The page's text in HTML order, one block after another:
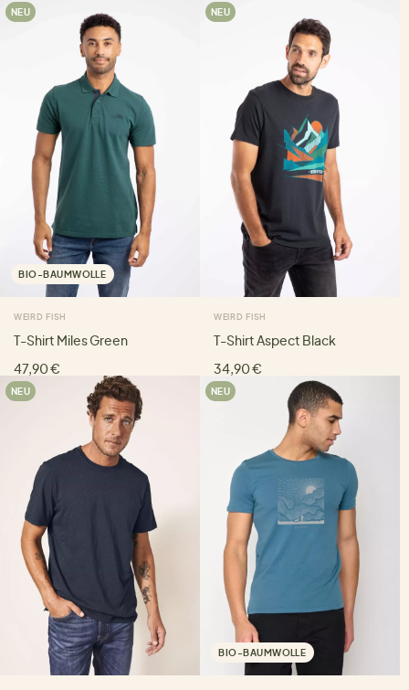
NEU
BIO-BAUMWOLLE
WEIRD FISH
T-Shirt Miles Green
47,90 €
NEU
WEIRD FISH
T-Shirt Aspect Black
34,90 €
NEU NEU
BIO-BAUMWOLLE